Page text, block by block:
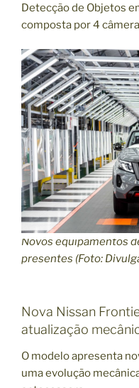
Detecção de Objetos
composta por 4
Novos equipamentos
presentes (Foto:
Nova Nissan
atualização
O modelo apresenta
uma evolução